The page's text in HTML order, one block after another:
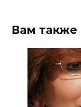
Вам также